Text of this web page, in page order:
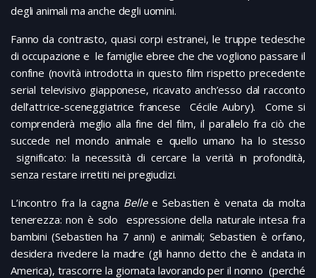
degli animali ma anche degli uomini.
Fanno da contrasto, quasi corpi estranei, le truppe tedesche
di occupazione e le famiglie ebree che che vogliono passare il
confine (novità introdotta in questo film rispetto precedente
serial televisivo giapponese, ricavato anch’esso dal racconto
dell’attrice-sceneggiatrice francese Cécile Aubry). Come si
comprenderà meglio alla fine del film, il parallelo fra ciò che
succede nel mondo animale e quello umano ha lo stesso
significato: la necessità di cercare la verità in profondità,
senza restare irretiti nei pregiudizi.
L’incontro fra la cagna Bellee Sebastien è venata da molta
tenerezza: non è solo espressione della naturale intesa fra
bambini (Sebastien ha 7 anni) e animali; Sebastien è orfano,
desidera rivedere la madre (gli hanno detto che è andata in
America), trascorre la giornata lavorando per il nonno (perché